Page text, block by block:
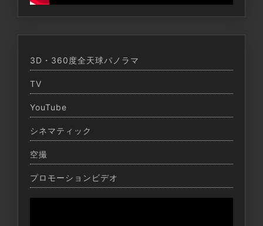
3D・360度全天球パノラマ
TV
YouTube
シネマティック
空撮
プロモーションビデオ